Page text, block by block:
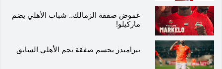
غموض صفقة الزمالك.. شباب الأهلي يضم
ماركيلو!
بيراميدز يحسم صفقة نجم الأهلي السابق